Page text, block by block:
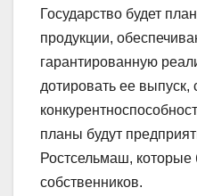
Государство будет
продукции,
гарантированную
дотировать ее выпуск,
планы будут
Ростсельмаш, которые
собственников.